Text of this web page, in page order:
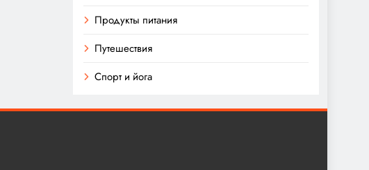
Продукты питания
Путешествия
Спорт и йога